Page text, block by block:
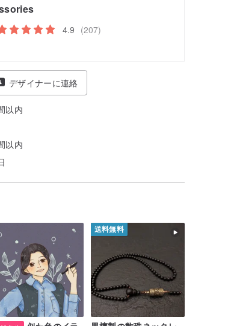
4.9 (207)
デザイナーに連絡
以内
以内
送料無料